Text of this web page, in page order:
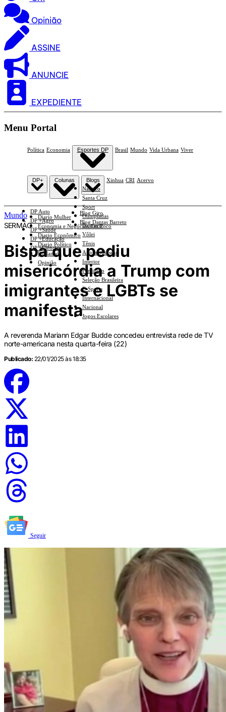
Opinião
ASSINE
ANUNCIE
EXPEDIENTE
Menu Portal
Política Economia Esportes DP
Náutico
Santa Cruz
Sport
Olimpíadas
Basquete
Vôlei
Tênis
Automobilismo
Interior
Feminino
Seleção Brasileira
E-Sports
Internacional
Nacional
Jogos Escolares
Brasil Mundo Vida Urbana Viver
DP+
DP Auto
DP +Agro
DP +Saúde
DP +Educação
DP +Ciências
Colunas
Diario Mulher
Economia e Negócios Em Foco
Diario Econômico
Diario Político
Esplanada
Opinião
Blogs
Blog Giro
Blog Dantas Barreto
Xinhua CRI Acervo
Mundo
SERMÃO
Bispa que pediu
misericórdia a Trump com
imigrantes e LGBTs se
manifesta
A reverenda Mariann Edgar Budde concedeu entrevista rede de TV
norte-americana nesta quarta-feira (22)
Publicado: 22/01/2025 às 18:35
Seguir